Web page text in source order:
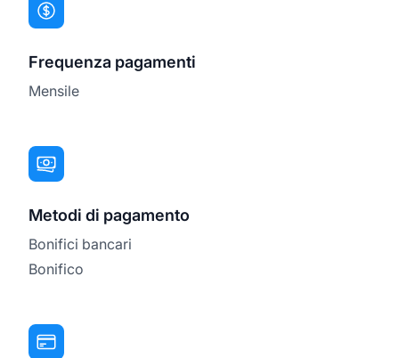
Frequenza pagamenti
Mensile
Metodi di pagamento
Bonifici bancari
Bonifico